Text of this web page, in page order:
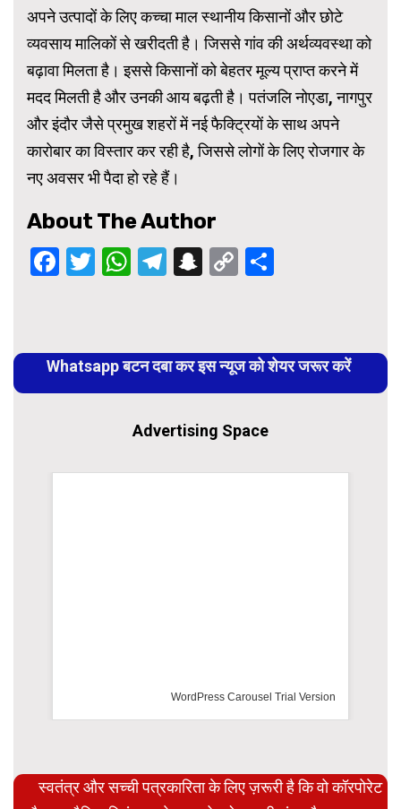
अपने उत्पादों के लिए कच्चा माल स्थानीय किसानों और छोटे
व्यवसाय मालिकों से खरीदती है। जिससे गांव की अर्थव्यवस्था को
बढ़ावा मिलता है। इससे किसानों को बेहतर मूल्य प्राप्त करने में
मदद मिलती है और उनकी आय बढ़ती है। पतंजलि नोएडा, नागपुर
और इंदौर जैसे प्रमुख शहरों में नई फैक्ट्रियों के साथ अपने
कारोबार का विस्तार कर रही है, जिससे लोगों के लिए रोजगार के
नए अवसर भी पैदा हो रहे हैं।
About The Author
Facebook
Twitter
WhatsApp
Telegram
Snapchat
Copy
Reading
Whatsapp बटन दबा कर इस न्यूज को शेयर जरूर करें
Advertising Space
WordPress Carousel Trial Version
स्वतंत्र और सच्ची पत्रकारिता के लिए ज़रूरी है कि वो कॉरपोरेट